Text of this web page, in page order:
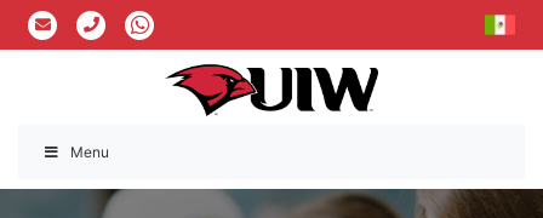
Menu